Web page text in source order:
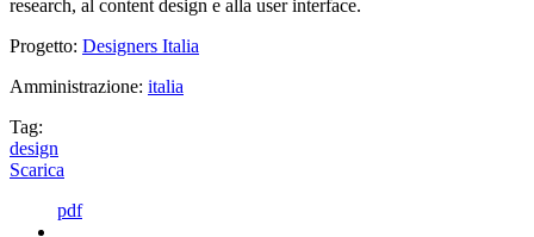
research, al content design e alla user interface.
Progetto: Designers Italia
Amministrazione: italia
Tag:
design
Scarica
pdf